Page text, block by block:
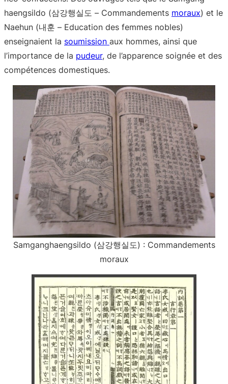
haengsildo (삼강행실도 – Commandements moraux) et le
Naehun (내훈 – Education des femmes nobles)
enseignaient la soumission aux hommes, ainsi que
l’importance de la pudeur, de l’apparence soignée et des
compétences domestiques.
Samganghaengsildo (삼강행실도) : Commandements
moraux